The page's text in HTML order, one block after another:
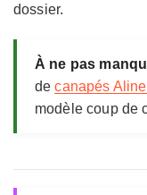
dossier.
À ne pas
decanapés
modèle coup de